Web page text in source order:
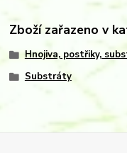
Zboží zařazeno v
Hnojiva, postřiky,
Substráty